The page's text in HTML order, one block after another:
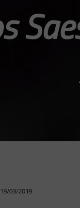
19/03/2019